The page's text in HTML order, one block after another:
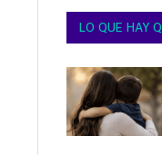
LO QUE HAY